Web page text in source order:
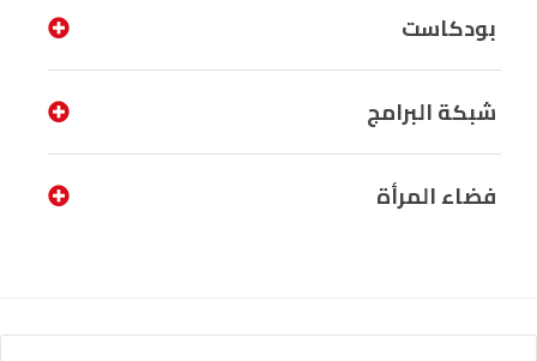
بودكاست
شبكة البرامج
فضاء المرأة